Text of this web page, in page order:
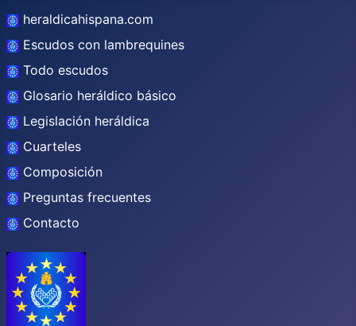
heraldicahispana.com
Escudos con lambrequines
Todo escudos
Glosario heráldico básico
Legislación heráldica
Cuarteles
Composición
Preguntas frecuentes
Contacto